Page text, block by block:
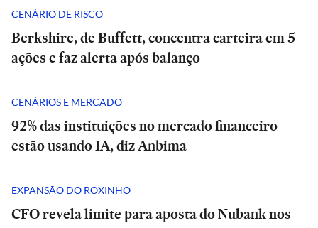
CENÁRIO DE RISCO
Berkshire, de Buffett, concentra carteira em 5
ações e faz alerta após balanço
CENÁRIOS E MERCADO
92% das instituições no mercado financeiro
estão usando IA, diz Anbima
EXPANSÃO DO ROXINHO
CFO revela limite para aposta do Nubank nos